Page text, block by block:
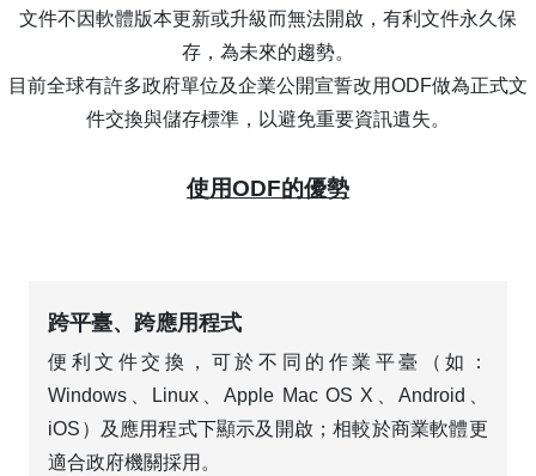
文件不因軟體版本更新或升級而無法開啟，有利文件永久保
存，為未來的趨勢。
目前全球有許多政府單位及企業公開宣誓改用ODF做為正式文
件交換與儲存標準，以避免重要資訊遺失。
使用ODF的優勢
跨平臺、跨應用程式
便利文件交換，可於不同的作業平臺（如：
Windows、Linux、Apple Mac OS X、Android、
iOS）及應用程式下顯示及開啟；相較於商業軟體更
適合政府機關採用。